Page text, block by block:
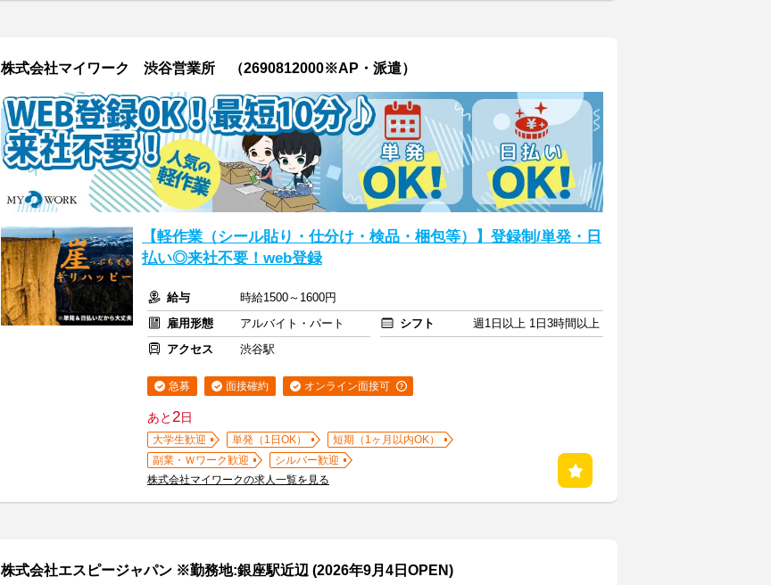
株式会社マイワーク 渋谷営業所 （2690812000※AP・派遣）
【軽作業（シール貼り・仕分け・検品・梱包等）】登録制/単発・日
払い◎来社不要！web登録
給与
時給1500～1600円
雇用形態
アルバイト・パート シフト
週1日以上 1日3時間以上
アクセス
渋谷駅
急募 面接確約 オンライン面接可
あと2日
大学生歓迎 単発（1日OK）
短期（1ヶ月以内OK）
副業・Ｗワーク歓迎
シルバー歓迎
株式会社マイワークの求人一覧を見る
株式会社エスピージャパン ※勤務地:銀座駅近辺 (2026年9月4日OPEN)